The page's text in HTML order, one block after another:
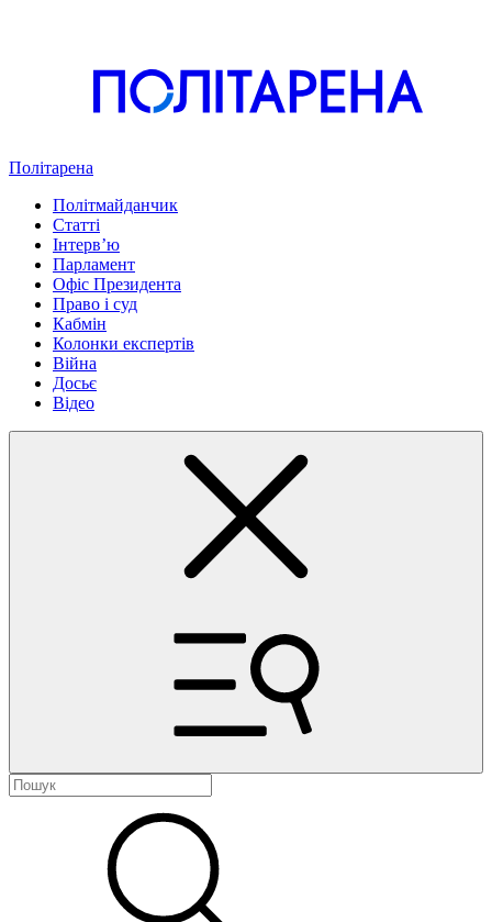
Політарена
Політмайданчик
Статті
Інтервʼю
Парламент
Офіс Президента
Право і суд
Кабмін
Колонки експертів
Війна
Досьє
Відео